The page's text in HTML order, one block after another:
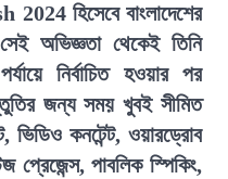
হিসেবে বাংলাদেশের
অভিজ্ঞতা থেকেই তিনি
নির্বাচিত হওয়ার পর
জন্য সময় খুবই সীমিত
কনটেন্ট, ওয়ারড্রোব
প্রেজেন্স, পাবলিক স্পিকিং,